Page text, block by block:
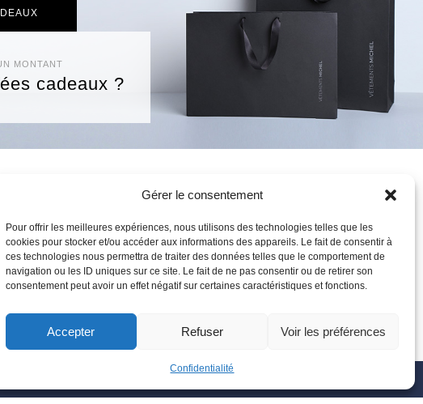
Gérer le consentement
Pour offrir les meilleures expériences, nous utilisons des technologies telles que les
cookies pour stocker et/ou accéder aux informations des appareils. Le fait de consentir à
ces technologies nous permettra de traiter des données telles que le comportement de
navigation ou les ID uniques sur ce site. Le fait de ne pas consentir ou de retirer son
consentement peut avoir un effet négatif sur certaines caractéristiques et fonctions.
Accepter Refuser Voir les préférences
Confidentialité
MONTANT
cadeaux ?
ACCESSOIRES
CHAUSSURES
BONNES AFFAIRES
BON CADEAUX
MON COMPTE
SE CONNECTER
MON COMPTE
MES COMMANDES
MON PANIER
cookies.